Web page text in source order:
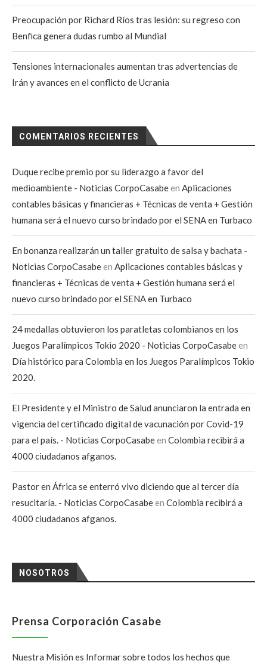
Preocupación por Richard Ríos tras lesión: su regreso con
Benfica genera dudas rumbo al Mundial
Tensiones internacionales aumentan tras advertencias de
Irán y avances en el conflicto de Ucrania
COMENTARIOS RECIENTES
Duque recibe premio por su liderazgo a favor del
medioambiente - Noticias CorpoCasabeen Aplicaciones
contables básicas y financieras + Técnicas de venta + Gestión
humana será el nuevo curso brindado por el SENA en Turbaco
En bonanza realizarán un taller gratuito de salsa y bachata -
Noticias CorpoCasabeen Aplicaciones contables básicas y
financieras + Técnicas de venta + Gestión humana será el
nuevo curso brindado por el SENA en Turbaco
24 medallas obtuvieron los paratletas colombianos en los
Juegos Paralímpicos Tokio 2020 - Noticias CorpoCasabeen
Día histórico para Colombia en los Juegos Paralímpicos Tokio
2020.
El Presidente y el Ministro de Salud anunciaron la entrada en
vigencia del certificado digital de vacunación por Covid-19
para el país. - Noticias CorpoCasabeen Colombia recibirá a
4000 ciudadanos afganos.
Pastor en África se enterró vivo diciendo que al tercer día
resucitaría. - Noticias CorpoCasabeen Colombia recibirá a
4000 ciudadanos afganos.
NOSOTROS
Prensa Corporación Casabe
Nuestra Misión es Informar sobre todos los hechos que